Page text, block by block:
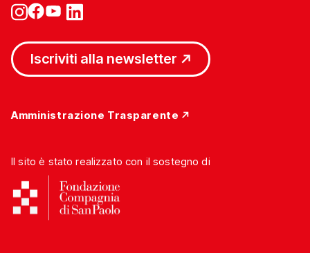
Iscriviti alla newsletter
Amministrazione Trasparente
Il sito è stato realizzato con il sostegno di